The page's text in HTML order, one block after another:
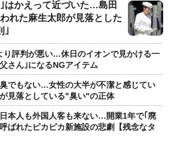
はかえって近づいた…島田
れた麻生太郎が見落とした
｣
り評判が悪い…休日のイオンで見かける一
さん｣になるNGアイテム
でもない…女性の大半が不潔と感じてい
見落としている"臭い"の正体
本人も外国人客も来ない…開業1年で｢廃
ばれたピカピカ新施設の悲劇【残念なタ